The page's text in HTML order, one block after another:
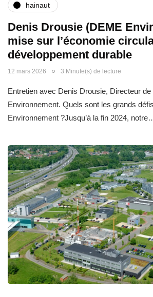
hainaut
Denis Drousie (DEME
mise sur l’économie
développement durable
12 mars 2026 3 Minute(s) de lecture
Entretien avec Denis Drousie, Directeur
Environnement. Quels sont les grands
Environnement ?Jusqu’à la fin 2024,